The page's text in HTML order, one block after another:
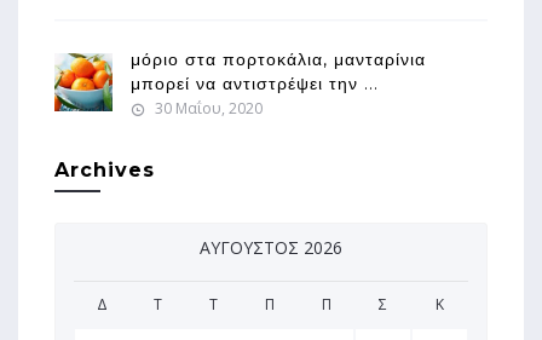
μόριο στα πορτοκάλια, μανταρίνια
μπορεί να αντιστρέψει την ...
30 Μαΐου, 2020
Archives
ΑΎΓΟΥΣΤΟΣ 2026
Δ Τ Τ Π Π Σ Κ